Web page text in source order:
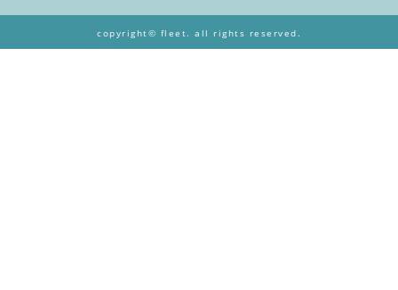
copyright© fleet. all rights reserved.